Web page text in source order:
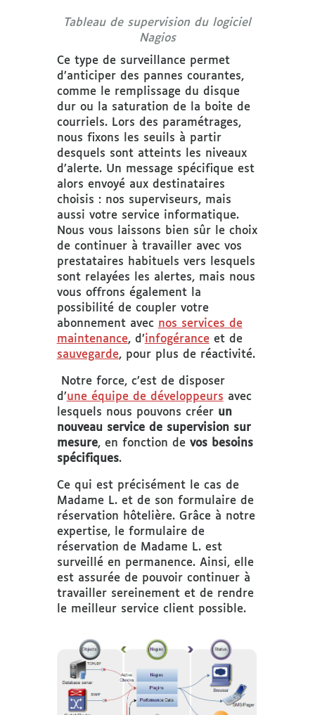
Tableau de supervision du logiciel
Nagios
Ce type de surveillance permet
d’anticiper des pannes courantes,
comme le remplissage du disque
dur ou la saturation de la boite de
courriels. Lors des paramétrages,
nous fixons les seuils à partir
desquels sont atteints les niveaux
d’alerte. Un message spécifique est
alors envoyé aux destinataires
choisis : nos superviseurs, mais
aussi votre service informatique.
Nous vous laissons bien sûr le choix
de continuer à travailler avec vos
prestataires habituels vers lesquels
sont relayées les alertes, mais nous
vous offrons également la
possibilité de coupler votre
abonnement avec nos services de
maintenance, d’infogérance et de
sauvegarde, pour plus de réactivité.
Notre force, c’est de disposer
d’une équipe de développeurs avec
lesquels nous pouvons créer un
nouveau service de supervision sur
mesure, en fonction de vos besoins
spécifiques.
Ce qui est précisément le cas de
Madame L. et de son formulaire de
réservation hôtelière. Grâce à notre
expertise, le formulaire de
réservation de Madame L. est
surveillé en permanence. Ainsi, elle
est assurée de pouvoir continuer à
travailler sereinement et de rendre
le meilleur service client possible.